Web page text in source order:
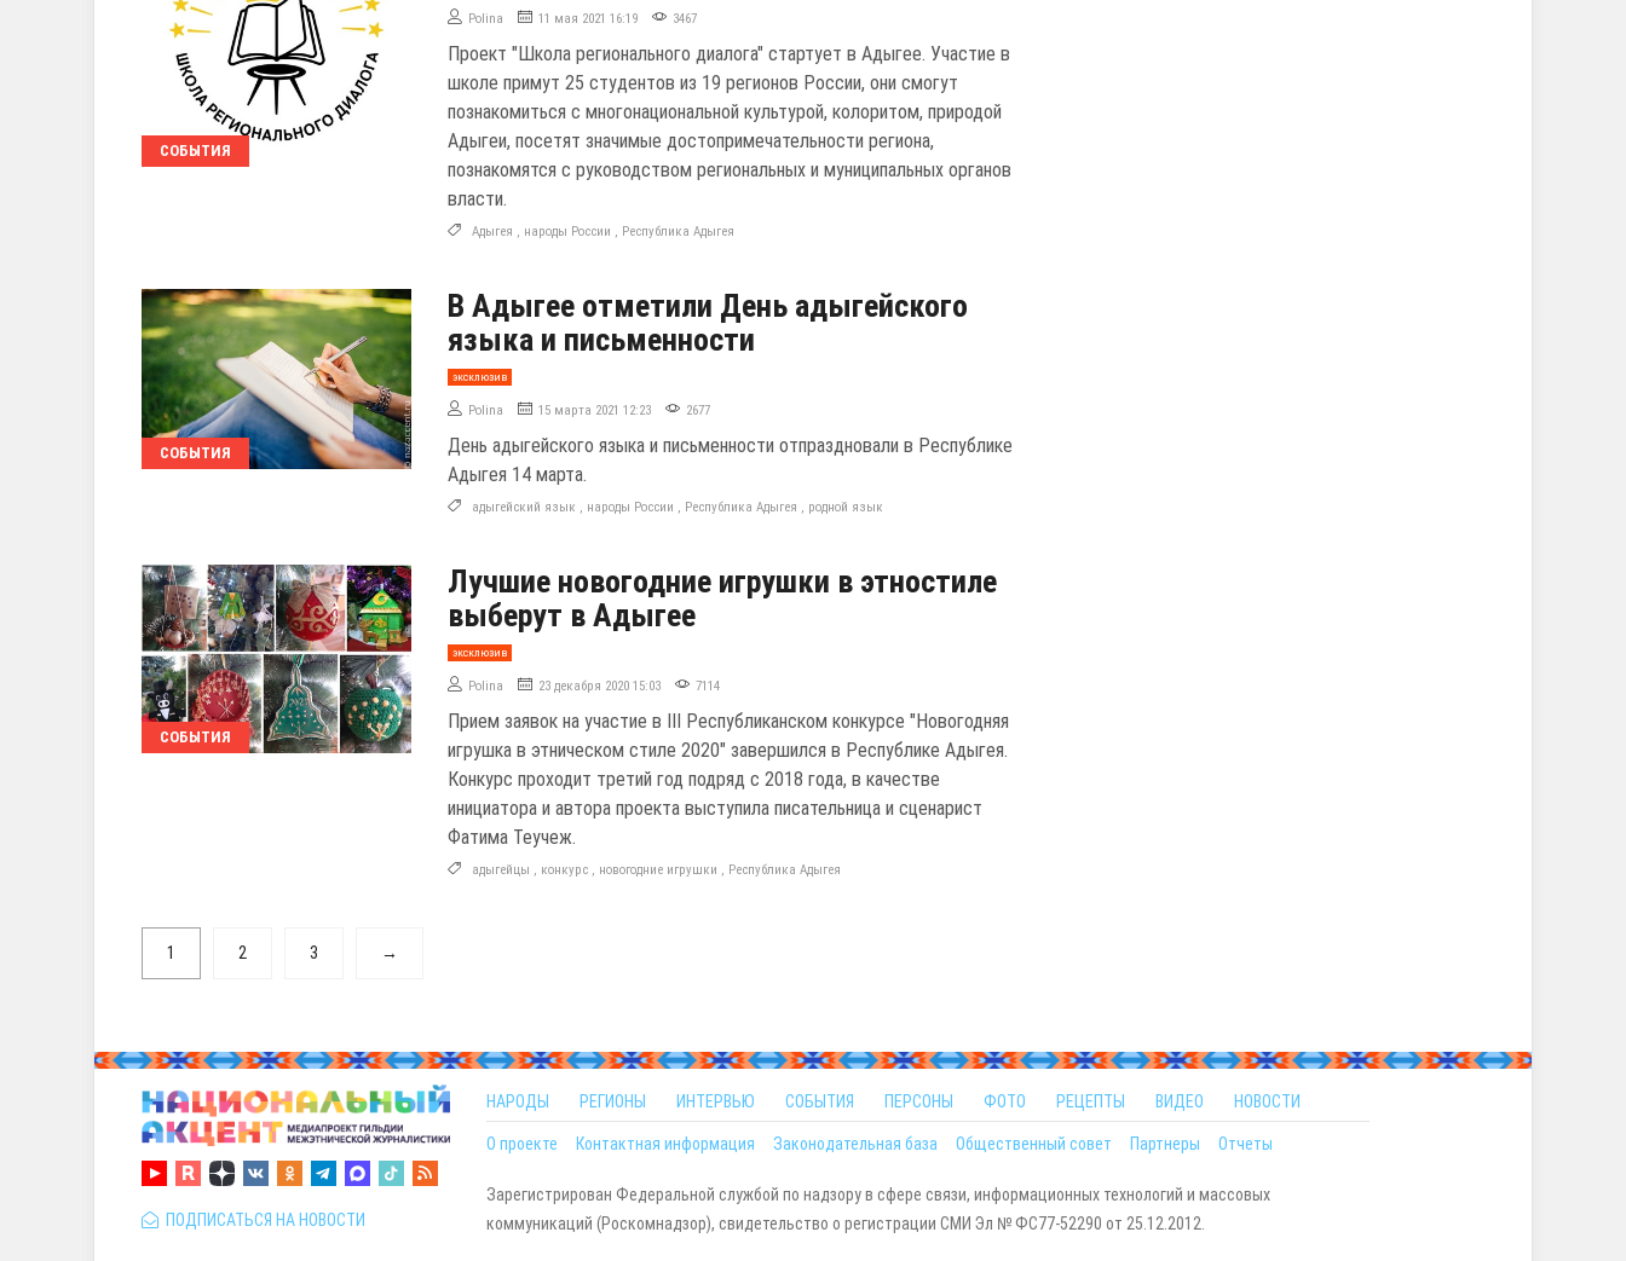
СОБЫТИЯ
Polina 11 мая 2021 16:19 3467
Проект "Школа регионального диалога" стартует в Адыгее. Участие в
школе примут 25 студентов из 19 регионов России, они смогут
познакомиться с многонациональной культурой, колоритом, природой
Адыгеи, посетят значимые достопримечательности региона,
познакомятся с руководством региональных и муниципальных органов
власти.
Адыгея , народы России , Республика Адыгея
СОБЫТИЯ
В Адыгее отметили День адыгейского
языка и письменности
эксклюзив
Polina 15 марта 2021 12:23 2677
День адыгейского языка и письменности отпраздновали в Республике
Адыгея 14 марта.
адыгейский язык , народы России , Республика Адыгея , родной язык
СОБЫТИЯ
Лучшие новогодние игрушки в этностиле
выберут в Адыгее
эксклюзив
Polina 23 декабря 2020 15:03 7114
Прием заявок на участие в III Республиканском конкурсе "Новогодняя
игрушка в этническом стиле 2020" завершился в Республике Адыгея.
Конкурс проходит третий год подряд с 2018 года, в качестве
инициатора и автора проекта выступила писательница и сценарист
Фатима Теучеж.
адыгейцы , конкурс , новогодние игрушки , Республика Адыгея
1 2 3 →
ПОДПИСАТЬСЯ НА НОВОСТИ
НАРОДЫ РЕГИОНЫ ИНТЕРВЬЮ СОБЫТИЯ ПЕРСОНЫ ФОТО РЕЦЕПТЫ ВИДЕО НОВОСТИ
О проекте Контактная информация Законодательная база Общественный совет Партнеры Отчеты
Зарегистрирован Федеральной службой по надзору в сфере связи, информационных технологий и массовых
коммуникаций (Роскомнадзор), свидетельство о регистрации СМИ Эл № ФС77-52290 от 25.12.2012.